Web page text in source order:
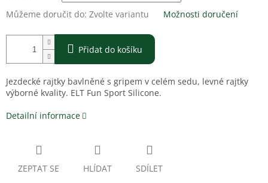
Můžeme doručit do: Zvolte variantu Možnosti doručení
Přidat do košíku
Jezdecké rajtky bavlněné s gripem v celém sedu, levné rajtky
výborné kvality. ELT Fun Sport Silicone.
Detailní informace
ZEPTAT SE HLÍDAT SDÍLET